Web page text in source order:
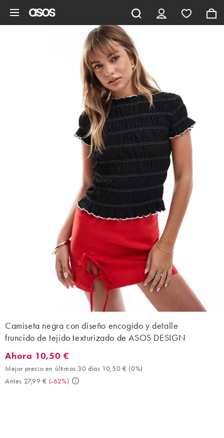
Camiseta negra con diseño encogido y detalle
fruncido de tejido texturizado de ASOS DESIGN
Ahora 10,50 €. Mejor precio en últimos 30 días 10,50 € (0%).
Ahora 10,50 €
Mejor precio en últimos 30 días 10,50 € (0%)
Antes 27,99 € (-62%)